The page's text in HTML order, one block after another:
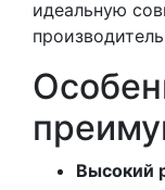
идеальную
Высокий